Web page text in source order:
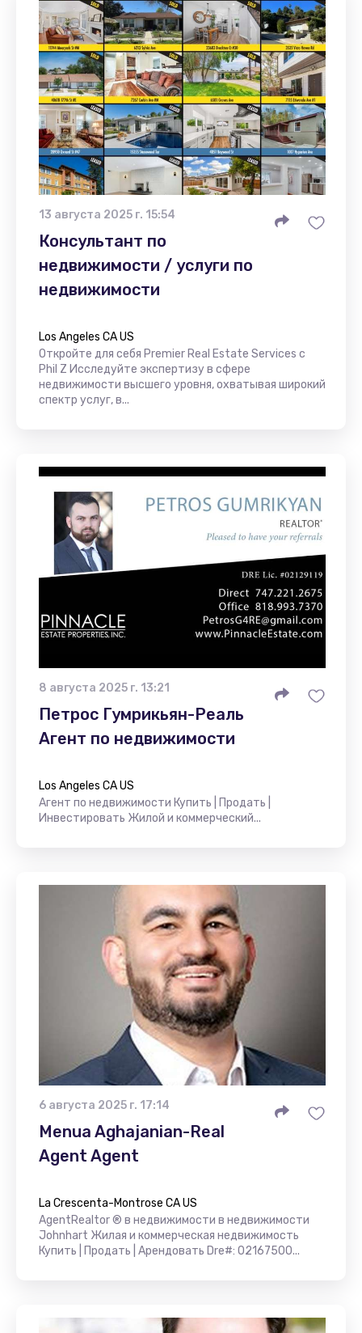
13 августа 2025 г. 15:54
Консультант по
недвижимости / услуги по
недвижимости
Los Angeles CA US
Откройте для себя Premier Real Estate Services с
Phil Z Исследуйте экспертизу в сфере
недвижимости высшего уровня, охватывая широкий
спектр услуг, в...
8 августа 2025 г. 13:21
Петрос Гумрикьян-Реаль
Агент по недвижимости
Los Angeles CA US
Агент по недвижимости Купить | Продать |
Инвестировать Жилой и коммерческий...
6 августа 2025 г. 17:14
Menua Aghajanian-Real
Agent Agent
La Crescenta-Montrose CA US
AgentRealtor ® в недвижимости в недвижимости
Johnhart Жилая и коммерческая недвижимость
Купить | Продать | Арендовать Dre#: 02167500...